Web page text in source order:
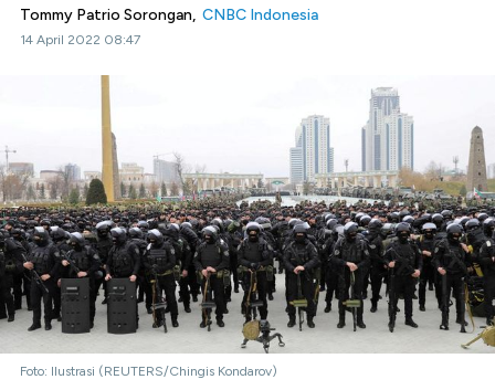
Tommy Patrio Sorongan, CNBC Indonesia
14 April 2022 08:47
Foto: Ilustrasi (REUTERS/Chingis Kondarov)